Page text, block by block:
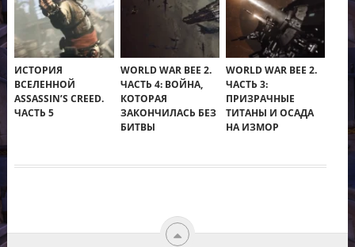
ИСТОРИЯ
ВСЕЛЕННОЙ
ASSASSIN’S CREED.
ЧАСТЬ 5
WORLD WAR BEE 2.
ЧАСТЬ 4: ВОЙНА,
КОТОРАЯ
ЗАКОНЧИЛАСЬ БЕЗ
БИТВЫ
WORLD WAR BEE 2.
ЧАСТЬ 3:
ПРИЗРАЧНЫЕ
ТИТАНЫ И ОСАДА
НА ИЗМОР